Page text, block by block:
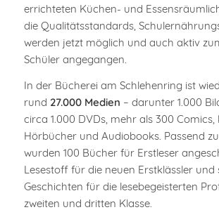
errichteten Küchen- und
die Qualitätsstandards,
werden jetzt möglich und auch aktiv
Schüler angegangen.
In der Bücherei am Schlehenring ist
rund 27.000 Medien – darunter 1.000
circa 1.000 DVDs, mehr als 300
Hörbücher und Audiobooks. Passend
wurden 100 Bücher für Erstleser
Lesestoff für die neuen Erstklässler und
Geschichten für die lesebegeisterten
zweiten und dritten Klasse.